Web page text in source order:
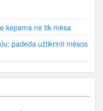
kepama ne tik mėsa
padeda užtikrinti mėsos